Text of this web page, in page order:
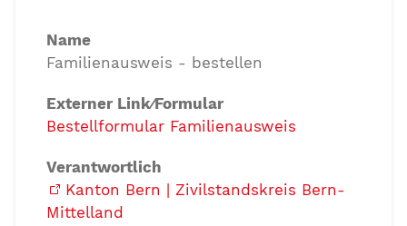
Name
Familienausweis - bestellen
Externer Link⁄Formular
Bestellformular Familienausweis
Verantwortlich
Kanton Bern | Zivilstandskreis Bern-
Mittelland